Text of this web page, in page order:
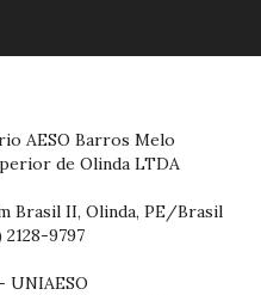
AESO Barros Melo
de Olinda LTDA
Brasil II, Olinda, PE/Brasil
9797
UNIAESO